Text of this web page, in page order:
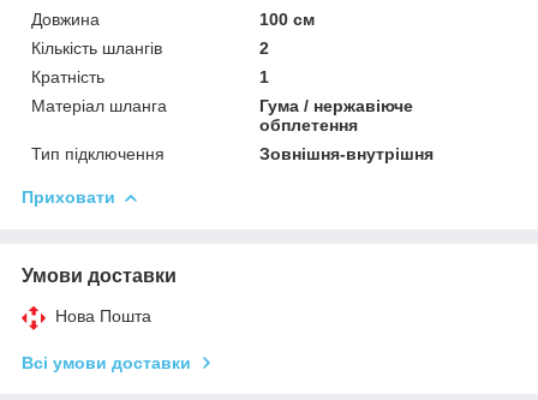
Довжина
100 см
Кількість шлангів
2
Кратність
1
Матеріал шланга
Гума / нержавіюче
обплетення
Тип підключення
Зовнішня-внутрішня
Приховати
Умови доставки
Нова Пошта
Всі умови доставки